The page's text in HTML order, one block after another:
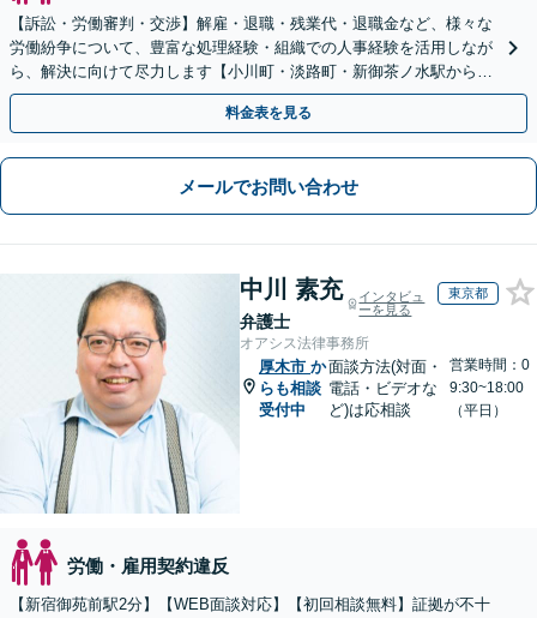
【訴訟・労働審判・交渉】解雇・退職・残業代・退職金など、様々な
労働紛争について、豊富な処理経験・組織での人事経験を活用しなが
ら、解決に向けて尽力します【小川町・淡路町・新御茶ノ水駅から約
1分、御茶ノ水駅も利用可】
料金表を見る
メールでお問い合わせ
中川 素充
弁護士
インタビュ
ーを見る
東京都
オアシス法律事務所
厚木市 か
らも相談
受付中
面談方法(対面・
電話・ビデオな
ど)は応相談
営業時間：0
9:30~18:00
（平日）
労働・雇用契約違反
【新宿御苑前駅2分】【WEB面談対応】【初回相談無料】証拠が不十